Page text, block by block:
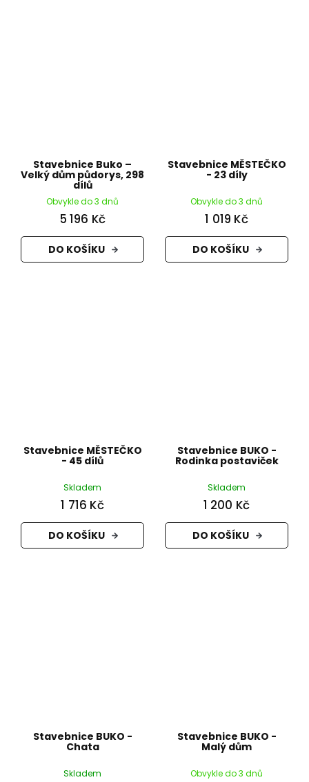
Stavebnice Buko –
Velký dům půdorys, 298
dílů
Obvykle do 3 dnů
5 196 Kč
DO KOŠÍKU
Stavebnice MĚSTEČKO
- 23 díly
Obvykle do 3 dnů
1 019 Kč
DO KOŠÍKU
Stavebnice MĚSTEČKO
- 45 dílů
Skladem
1 716 Kč
DO KOŠÍKU
Stavebnice BUKO -
Rodinka postaviček
Skladem
1 200 Kč
DO KOŠÍKU
Stavebnice BUKO -
Chata
Skladem
Stavebnice BUKO -
Malý dům
Obvykle do 3 dnů